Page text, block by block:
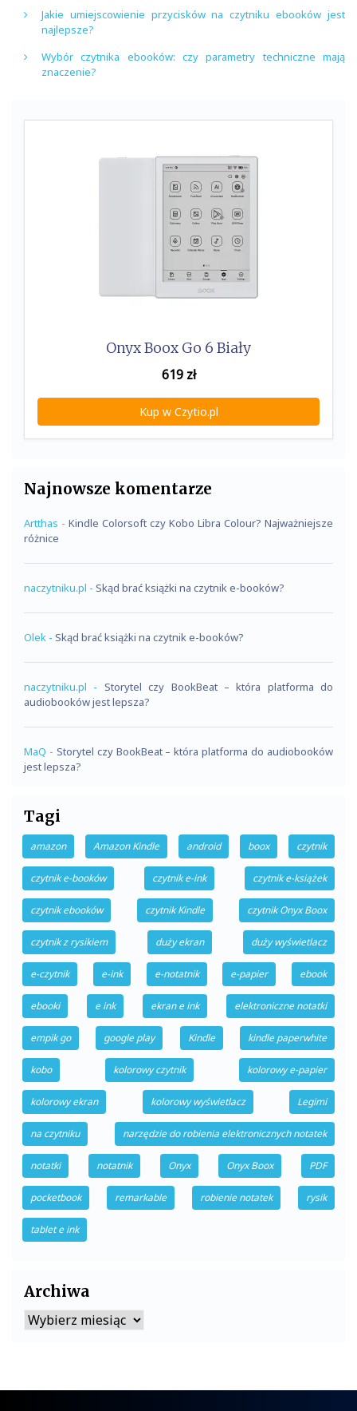
Jakie umiejscowienie przycisków na czytniku ebooków jest
najlepsze?
Wybór czytnika ebooków: czy parametry techniczne mają
znaczenie?
Onyx Boox Go 6 Biały
619zł
Kup w Czytio.pl
Najnowsze komentarze
Artthas - Kindle Colorsoft czy Kobo Libra Colour? Najważniejsze
różnice
naczytniku.pl - Skąd brać książki na czytnik e-booków?
Olek - Skąd brać książki na czytnik e-booków?
naczytniku.pl - Storytel czy BookBeat – która platforma do
audiobooków jest lepsza?
MaQ - Storytel czy BookBeat – która platforma do audiobooków
jest lepsza?
Tagi
amazon Amazon Kindle android boox czytnik
czytnik e-booków czytnik e-ink czytnik e-książek
czytnik ebooków czytnik Kindle czytnik Onyx Boox
czytnik z rysikiem duży ekran duży wyświetlacz
e-czytnik e-ink e-notatnik e-papier ebook
ebooki e ink ekran e ink elektroniczne notatki
empik go google play Kindle kindle paperwhite
kobo kolorowy czytnik kolorowy e-papier
kolorowy ekran kolorowy wyświetlacz Legimi
na czytniku narzędzie do robienia elektronicznych notatek
notatki notatnik Onyx Onyx Boox PDF
pocketbook remarkable robienie notatek rysik
tablet e ink
Archiwa
Archiwa